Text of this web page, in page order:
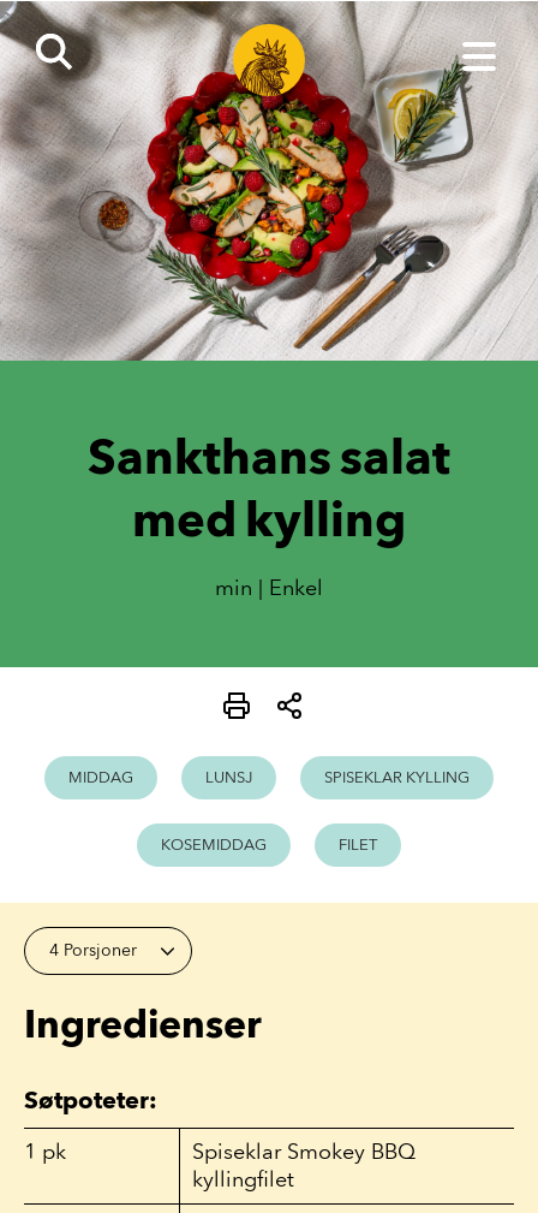
Sankthans salat
med kylling
min | Enkel
MIDDAG LUNSJ SPISEKLAR KYLLING
KOSEMIDDAG FILET
4 Porsjoner
Ingredienser
Søtpoteter:
1 pk
Spiseklar Smokey BBQ
kyllingfilet